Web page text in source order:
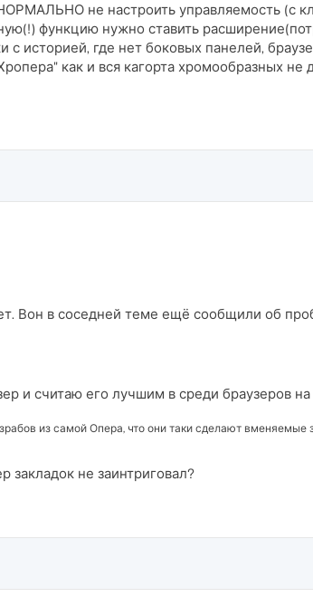
не настроить управляемость (с
функцию нужно ставить
с историей, где нет боковых панелей,
как и вся кагорта хромообразных
Вон в соседней теме ещё сообщили об
и считаю его лучшим в среди браузеров на
из самой Опера, что они таки сделают вменяемые
не заинтриговал?